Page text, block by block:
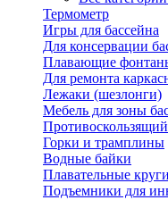
Термометр
Игры для бассейна
Для консервации
Плавающие
Для ремонта
Лежаки (шезлонги)
Мебель для зоны
Горки и трамплины
Водные байки
Плавательные
Подъемники для